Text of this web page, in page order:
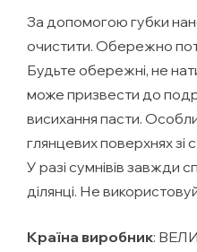
За допомогою губки
очистити. Обережно
Будьте обережні, не
може призвести до
висихання пасти.
глянцевих поверхнях зі
У разі сумнівів завжди
ділянці. Не
Країна виробник: